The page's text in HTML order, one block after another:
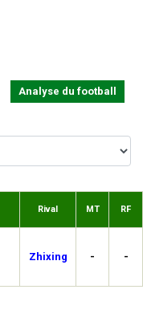
Analyse du football
Rival MT RF
Zhixing - -